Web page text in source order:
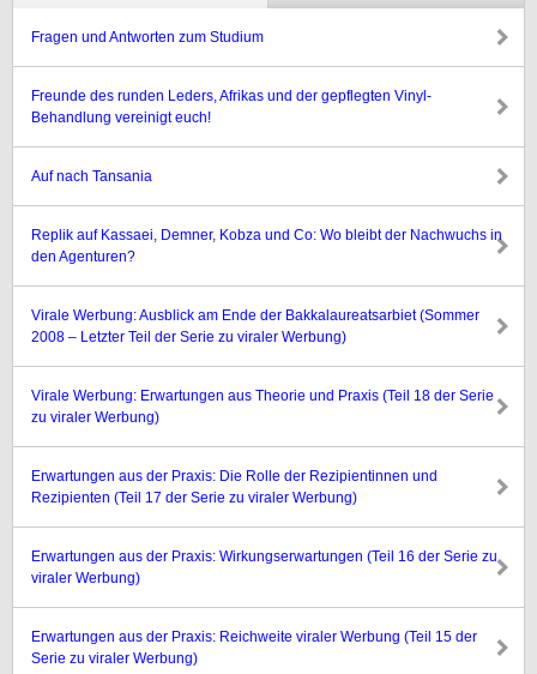
Fragen und Antworten zum Studium
Freunde des runden Leders, Afrikas und der gepflegten Vinyl-
Behandlung vereinigt euch!
Auf nach Tansania
Replik auf Kassaei, Demner, Kobza und Co: Wo bleibt der Nachwuchs in
den Agenturen?
Virale Werbung: Ausblick am Ende der Bakkalaureatsarbiet (Sommer
2008 – Letzter Teil der Serie zu viraler Werbung)
Virale Werbung: Erwartungen aus Theorie und Praxis (Teil 18 der Serie
zu viraler Werbung)
Erwartungen aus der Praxis: Die Rolle der Rezipientinnen und
Rezipienten (Teil 17 der Serie zu viraler Werbung)
Erwartungen aus der Praxis: Wirkungserwartungen (Teil 16 der Serie zu
viraler Werbung)
Erwartungen aus der Praxis: Reichweite viraler Werbung (Teil 15 der
Serie zu viraler Werbung)